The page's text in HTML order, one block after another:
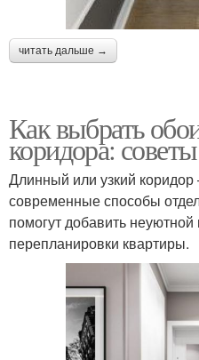
читать дальше →
Как выбрать
коридора:
Длинный или узкий
современные способы
помогут добавить
перепланировки квартиры.